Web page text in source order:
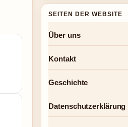
SEITEN DER WEBSITE
Über uns
Kontakt
Geschichte
Datenschutzerklärung